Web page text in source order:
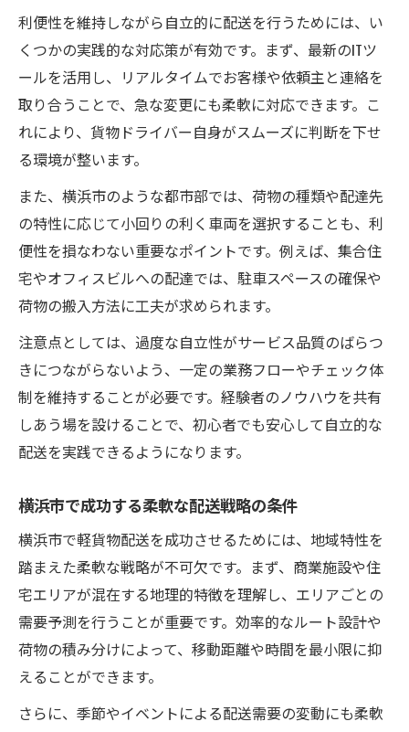
利便性を維持しながら自立的に配送を行うためには、い
くつかの実践的な対応策が有効です。まず、最新のITツ
ールを活用し、リアルタイムでお客様や依頼主と連絡を
取り合うことで、急な変更にも柔軟に対応できます。こ
れにより、貨物ドライバー自身がスムーズに判断を下せ
る環境が整います。
また、横浜市のような都市部では、荷物の種類や配達先
の特性に応じて小回りの利く車両を選択することも、利
便性を損なわない重要なポイントです。例えば、集合住
宅やオフィスビルへの配達では、駐車スペースの確保や
荷物の搬入方法に工夫が求められます。
注意点としては、過度な自立性がサービス品質のばらつ
きにつながらないよう、一定の業務フローやチェック体
制を維持することが必要です。経験者のノウハウを共有
しあう場を設けることで、初心者でも安心して自立的な
配送を実践できるようになります。
横浜市で成功する柔軟な配送戦略の条件
横浜市で軽貨物配送を成功させるためには、地域特性を
踏まえた柔軟な戦略が不可欠です。まず、商業施設や住
宅エリアが混在する地理的特徴を理解し、エリアごとの
需要予測を行うことが重要です。効率的なルート設計や
荷物の積み分けによって、移動距離や時間を最小限に抑
えることができます。
さらに、季節やイベントによる配送需要の変動にも柔軟